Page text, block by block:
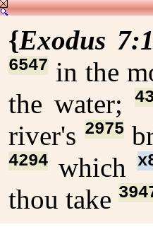
{Exodus
6547 in the
the water;
river's 2975
4294 which
thou take